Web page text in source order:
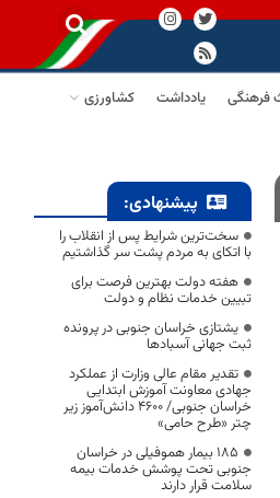
فرهنگی یادداشت
کشاورزی
پیشنهادی:
سخت‌ترین شرایط پس از انقلاب را
با اتکای به مردم پشت سر گذاشتیم
هفته دولت بهترین فرصت برای
تبیین خدمات نظام و دولت
یشتازی خراسان جنوبی در پرونده
ثبت جهانی آسبادها
تقدیر مقام عالی وزارت از عملکرد
جهادی معاونت آموزش ابتدایی
خراسان جنوبی/ ۴۶۰۰ دانش‌آموز زیر
چتر «طرح حامی»
۱۸۵ بیمار هموفیلی در خراسان
جنوبی تحت پوشش خدمات بیمه
سلامت قرار دارند